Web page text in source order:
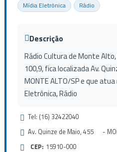
Mídia Eletrônica Rádio
Descrição
Rádio Cultura de Monte Alto,
100,9, fica localizada Av.
MONTE ALTO/SP e que
Eletrônica, Rádio
Tel: (16) 32422040
Av. Quinze de Maio, 455 -
CEP: 15910-000